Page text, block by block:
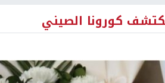
كورونا الصيني